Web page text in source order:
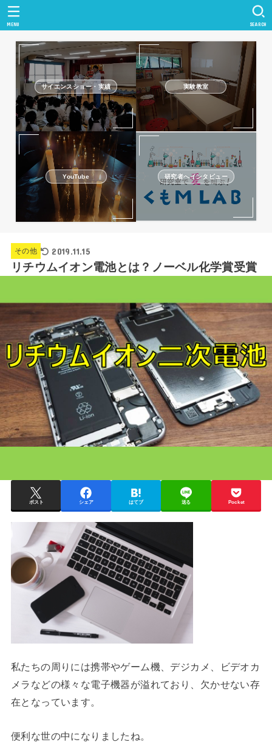
SEARCH
MENU
サイエンスショー・実績 実験教室
YouTube 研究者へインタビュー
その他 2019.11.15
リチウムイオン電池とは？ノーベル化学賞受賞
ポスト シェア はてブ 送る Pocket
私たちの周りには携帯やゲーム機、デジカメ、ビデオカ
メラなどの様々な電子機器が溢れており、欠かせない存
在となっています。
便利な世の中になりましたね。